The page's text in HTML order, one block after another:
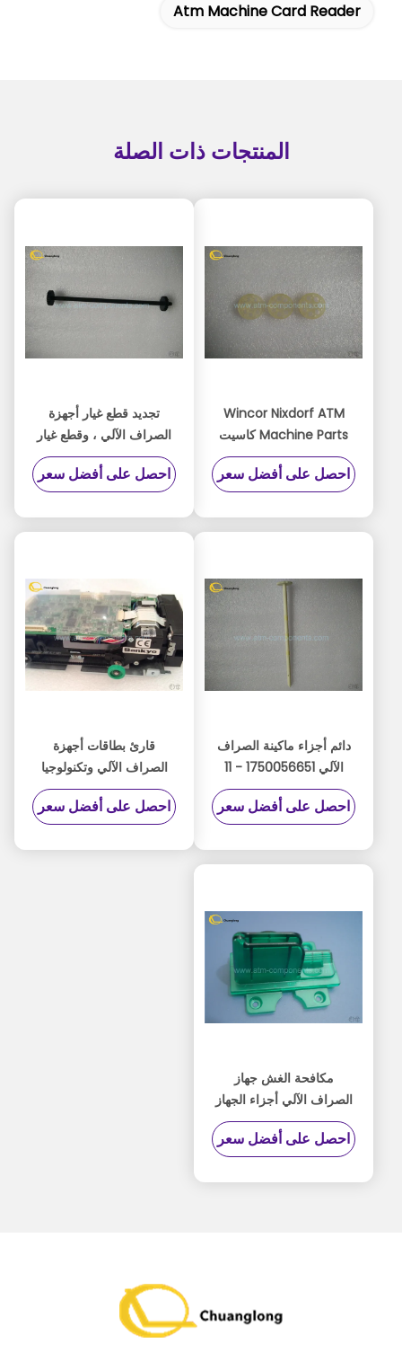
Atm Machine Card Reader
المنتجات ذات الصلة
Wincor Nixdorf ATM
Machine Parts كاسيت
CMD مؤشر الجزء
1750056651 - 14 نموذج
احصل على أفضل سعر
تجديد قطع غيار أجهزة
الصراف الآلي ، وقطع غيار
الآلات من أجهزة الصراف
الآلي 1750056651 - 12 فاحصل على أفضل سعر
دائم أجزاء ماكينة الصراف
الآلي 1750056651 - 11
نموذج سهل الاستخدام
مخصص الحجم
احصل على أفضل سعر
قارئ بطاقات أجهزة
الصراف الآلي وتكنولوجيا
المعلومات والاتصالات من
Kiosk ، طراز Sankyo Ncr
3R6940
احصل على أفضل سعر
مكافحة الغش جهاز
الصراف الآلي أجزاء الجهاز
NCR مكافحة مقشدة اللون
الأخضر دائم
احصل على أفضل سعر